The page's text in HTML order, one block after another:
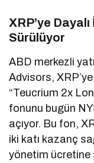
XRP’ye
Sürülüyor
ABD merkezli
Advisors,
“Teucrium 2x
fonunu bugün
açıyor. Bu fon,
iki katı kazanç
yönetim ücretine